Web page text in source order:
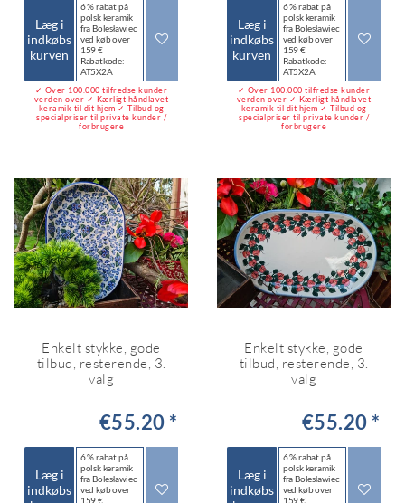
Læg i
indkøbs
kurven
6 % rabat på
polsk keramik
fra Bolesławiec
ved køb over
159 €
Rabatkode:
AT5X2A
✓ Over 100.000 tilfredse kunder
verden over ✓ Kærligt håndlavet
keramik til dit hjem ✓ Tilbud og
specialpriser til private kunder /
forbrugere
Læg i
indkøbs
kurven
6 % rabat på
polsk keramik
fra Bolesławiec
ved køb over
159 €
Rabatkode:
AT5X2A
✓ Over 100.000 tilfredse kunder
verden over ✓ Kærligt håndlavet
keramik til dit hjem ✓ Tilbud og
specialpriser til private kunder /
forbrugere
Enkelt stykke, gode
tilbud, resterende, 3.
valg
€55.20 *
Læg i
indkøbs
6 % rabat på
polsk keramik
fra Bolesławiec
ved køb over
159 €
Enkelt stykke, gode
tilbud, resterende, 3.
valg
€55.20 *
Læg i
indkøbs
6 % rabat på
polsk keramik
fra Bolesławiec
ved køb over
159 €